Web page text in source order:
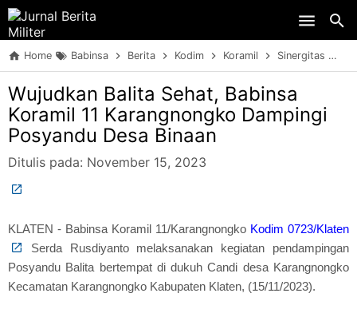
Home Babinsa Berita Kodim Koramil Sinergitas
Wujudkan Balita Sehat, Babinsa
Koramil 11 Karangnongko Dampingi
Posyandu Desa Binaan
Ditulis pada: November 15, 2023
KLATEN - Babinsa Koramil 11/Karangnongko Kodim 0723/Klaten
Serda Rusdiyanto melaksanakan kegiatan pendampingan
Posyandu Balita bertempat di dukuh Candi desa Karangnongko
Kecamatan Karangnongko Kabupaten Klaten, (15/11/2023).